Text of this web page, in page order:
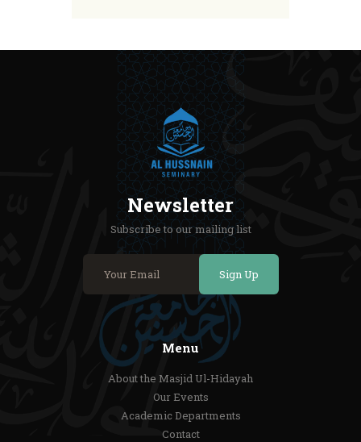
Newsletter
Subscribe to our mailing list
Sign Up
Menu
About the Masjid Ul-Hidayah
Our Events
Academic Departments
Contact